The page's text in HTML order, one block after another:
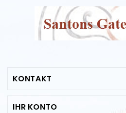
KONTAKT
IHR KONTO